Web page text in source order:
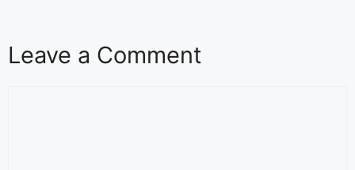
Leave a Comment